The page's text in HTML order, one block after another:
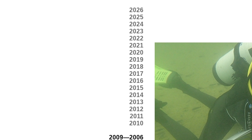
2026
2025
2024
2023
2022
2021
2020
2019
2018
2017
2016
2015
2014
2013
2012
2011
2010
2009—2006